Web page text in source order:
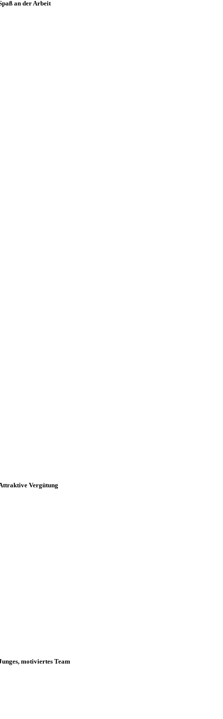
an der Arbeit
Vergütung
motiviertes Team